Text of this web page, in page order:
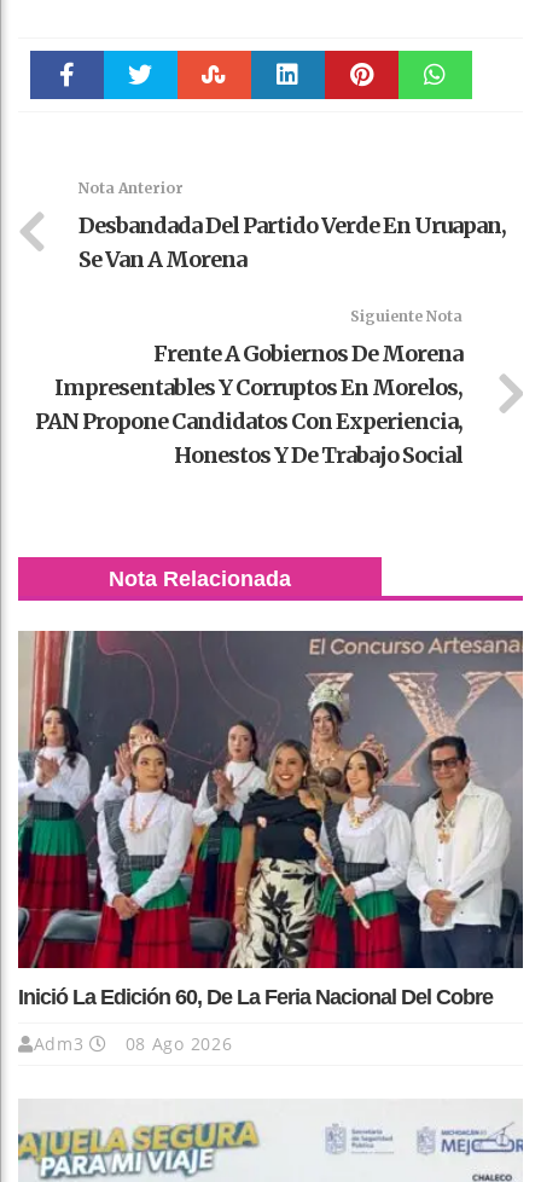
Nota Anterior
Desbandada Del Partido Verde En Uruapan,
Se Van A Morena
Siguiente Nota
Frente A Gobiernos De Morena
Impresentables Y Corruptos En Morelos,
PAN Propone Candidatos Con Experiencia,
Honestos Y De Trabajo Social
Nota Relacionada
Inició La Edición 60, De La Feria Nacional Del Cobre
Adm3 08 Ago 2026